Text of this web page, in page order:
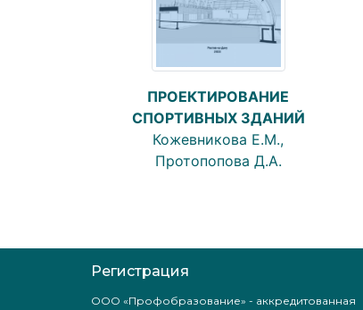
ПРОЕКТИРОВАНИЕ
СПОРТИВНЫХ ЗДАНИЙ
Кожевникова Е.М.,
Протопопова Д.А.
Регистрация
ООО «Профобразование» - аккредитованная